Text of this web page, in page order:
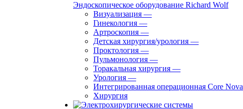
Эндоскопическое оборудование Richard Wolf
Визуализация —
Гинекология —
Артроскопия —
Детская хирургия/урология —
Проктология —
Пульмонология —
Торакальная хирургия —
Урология —
Интегрированная операционная Core Nova
Хирургия